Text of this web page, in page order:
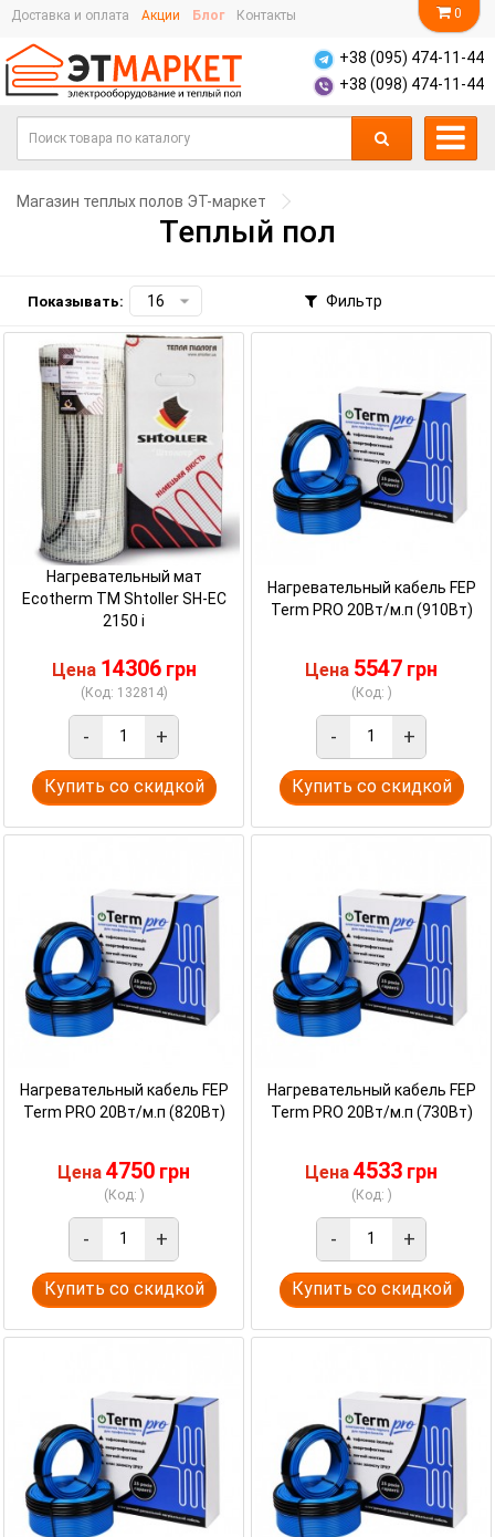
0
Доставка и оплата Акции Блог Контакты
+38 (095) 474-11-44
+38 (098) 474-11-44
Магазин теплых полов ЭТ-маркет
Теплый пол
Показывать: Фильтр
Нагревательный мат
Ecotherm TM Shtoller SH-EC
2150 i
Цена 14306 грн
(Код: 132814)
- +
Купить со скидкой
Нагревательный кабель FEP
Term PRO 20Вт/м.п (910Вт)
Цена 5547 грн
(Код: )
- +
Купить со скидкой
Нагревательный кабель FEP
Term PRO 20Вт/м.п (820Вт)
Цена 4750 грн
(Код: )
- +
Купить со скидкой
Нагревательный кабель FEP
Term PRO 20Вт/м.п (730Вт)
Цена 4533 грн
(Код: )
- +
Купить со скидкой